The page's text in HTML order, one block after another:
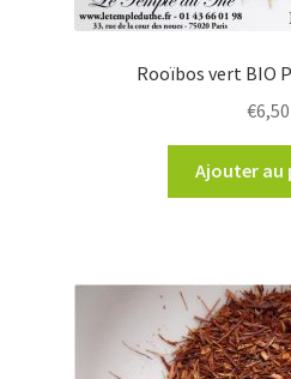
Rooïbos vert BIO
€6,50
Ajouter au